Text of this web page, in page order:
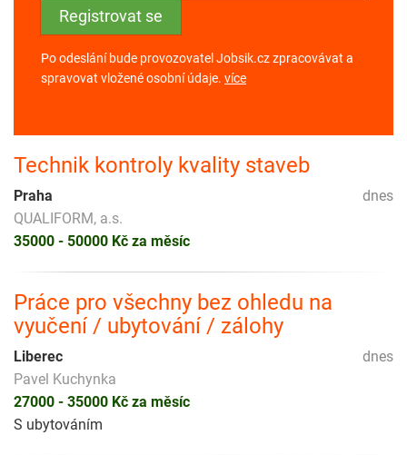
Po odeslání bude provozovatel Jobsik.cz zpracovávat a
spravovat vložené osobní údaje. více
Technik kontroly kvality staveb
dnes
Praha
QUALIFORM, a.s.
35000 - 50000 Kč za měsíc
Práce pro všechny bez ohledu na
vyučení / ubytování / zálohy
dnes
Liberec
Pavel Kuchynka
27000 - 35000 Kč za měsíc
S ubytováním